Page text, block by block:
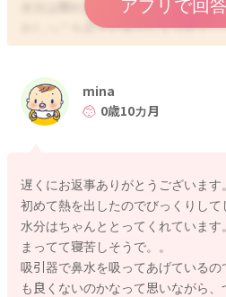
水分は取れていますか？
おしっこも出ているでしょうか？
もらっていいですよ。
扇風機を使って空気を循環させるよ
保冷剤で冷やしてあげるのも手足の
でいと思いますよ。
よかったら参考になさってみてくだ
どうぞよろしくお願いします。
アプリで回
mina
0歳10カ月
遅くにお返事ありがとうございます。
初めて熱を出したのでびっくりして
水分はちゃんととってくれていま
まってて寝苦しそうで。。
吸引器で鼻水を吸ってあげている
も良くないのかなって思いながら